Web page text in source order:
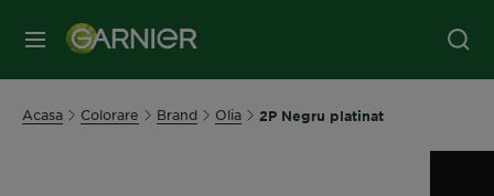
MENIU
Acasa Colorare Brand Olia 2P Negru platinat